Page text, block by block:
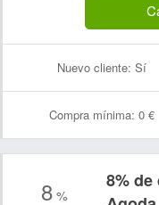
Nuevo cliente: Sí
Compra mínima: 0 €
8%
8%